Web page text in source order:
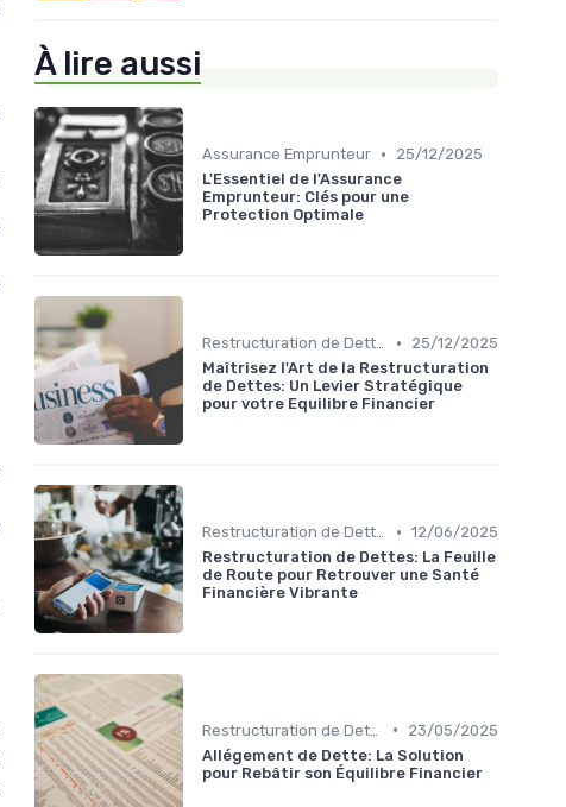
À lire aussi
Assurance Emprunteur •
25/12/2025
L'Essentiel de l'Assurance
Emprunteur: Clés pour une
Protection Optimale
Restructuration de Dettes •
25/12/2025
Maîtrisez l'Art de la Restructuration
de Dettes: Un Levier Stratégique
pour votre Equilibre Financier
Restructuration de Dettes • 12/06/2025
Restructuration de Dettes: La Feuille
de Route pour Retrouver une Santé
Financière Vibrante
•
23/05/2025
Allégement de Dette: La Solution
pour Rebâtir son Équilibre Financier